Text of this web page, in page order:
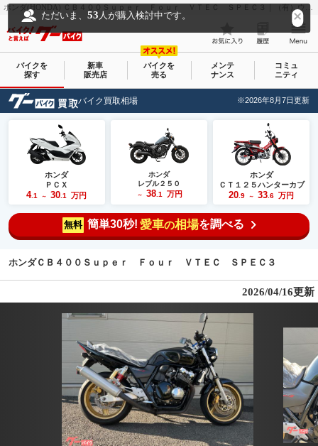
ホンダ(HONDA) ＣＢ４００Ｓｕｐｅｒ Ｆｏｕｒ ＶＴＥＣ ＳＰＥＣ３｜（有）ウイングハギワラ｜新車・中古バイクなら【グーバイク(GooBike)】
ただいま、53 人が購入検討中です。
バイクを
探す
新車
販売店
バイクを
売る
メンテ
ナンス
コミュ
ニティ
バイク買取相場 ※2026年8月7日更新
ホンダ
ＰＣＸ
4.1 ～ 30 .1 万円
ホンダ
レブル２５０
～ 38.1 万円
ホンダ
ＣＴ１２５ハンターカブ
20 .9 ～ 33 .6 万円
無料 簡単30秒! 愛車の相場を調べる
ホンダＣＢ４００Ｓｕｐｅｒ Ｆｏｕｒ ＶＴＥＣ ＳＰＥＣ３
2026/04/16更新